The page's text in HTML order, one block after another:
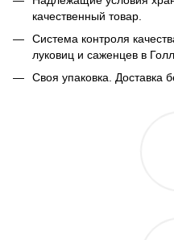
качественный товар.
Система контроля
луковиц и саженцев в
Своя упаковка. Доставка